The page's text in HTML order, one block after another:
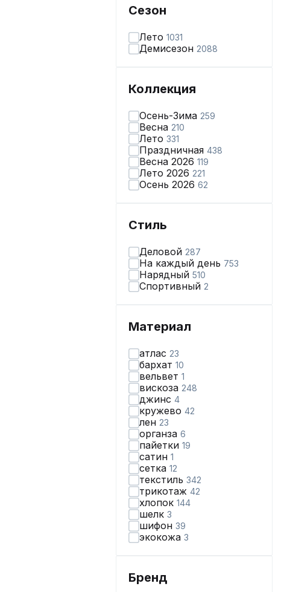
Сезон
Лето 1031
Демисезон 2088
Коллекция
Осень-Зима 259
Весна 210
Лето 331
Праздничная 438
Весна 2026 119
Лето 2026 221
Осень 2026 62
Стиль
Деловой 287
На каждый день 753
Нарядный 510
Спортивный 2
Материал
атлас 23
бархат 10
вельвет 1
вискоза 248
джинс 4
кружево 42
лен 23
органза 6
пайетки 19
сатин 1
сетка 12
текстиль 342
трикотаж 42
хлопок 144
шелк 3
шифон 39
экокожа 3
Бренд